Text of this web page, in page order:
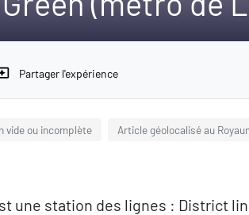
Partager l'expérience
vide ou incomplète Article géolocalisé au
une station des lignes : District